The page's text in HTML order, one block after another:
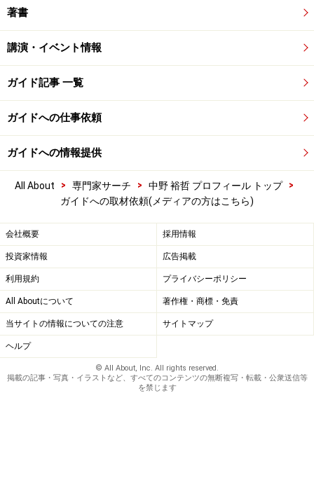
著書
講演・イベント情報
ガイド記事 一覧
ガイドへの仕事依頼
ガイドへの情報提供
All About > 専門家サーチ > 中野 裕哲 プロフィール トップ
>
ガイドへの取材依頼(メディアの方はこちら)
会社概要 採用情報
投資家情報 広告掲載
利用規約 プライバシーポリシー
All Aboutについて 著作権・商標・免責
当サイトの情報についての注意 サイトマップ
ヘルプ
© All About, Inc. All rights reserved.
掲載の記事・写真・イラストなど、すべてのコンテンツの無断複写・転載・公衆送信等
を禁じます